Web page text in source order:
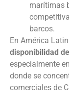
marítimas
barcos.
En América
disponibilidad
especialmente
donde se
comerciales de